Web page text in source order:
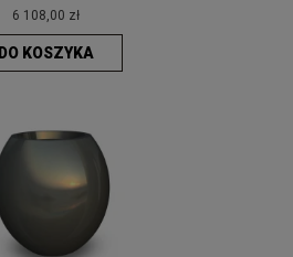
6 108,00 zł
DO KOSZYKA